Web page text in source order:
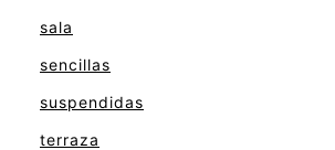
sala
sencillas
suspendidas
terraza